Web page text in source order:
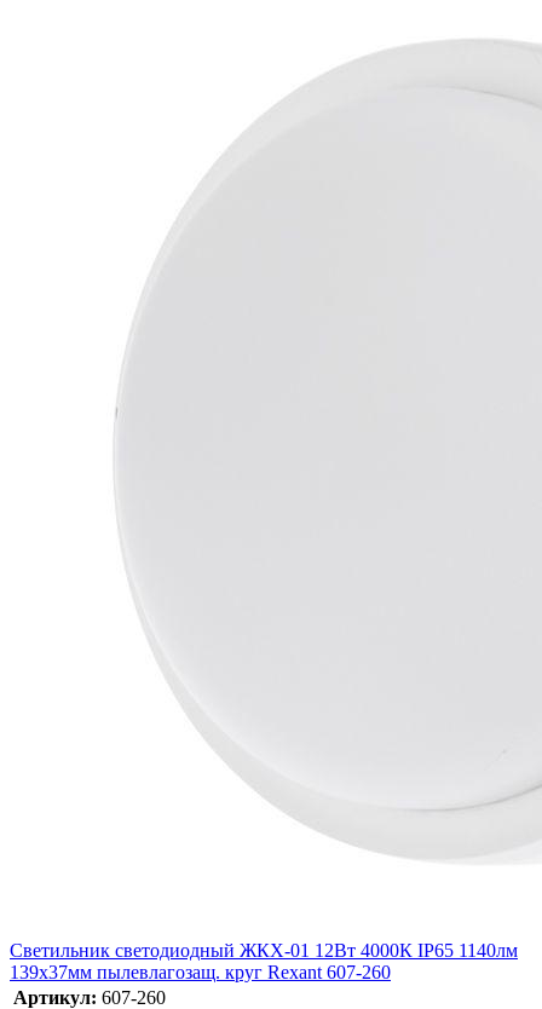
Светильник светодиодный ЖКХ-01 12Вт 4000К IP65 1140лм
139х37мм пылевлагозащ. круг Rexant 607-260
Артикул: 607-260